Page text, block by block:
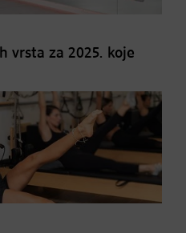
vrsta za 2025. koje